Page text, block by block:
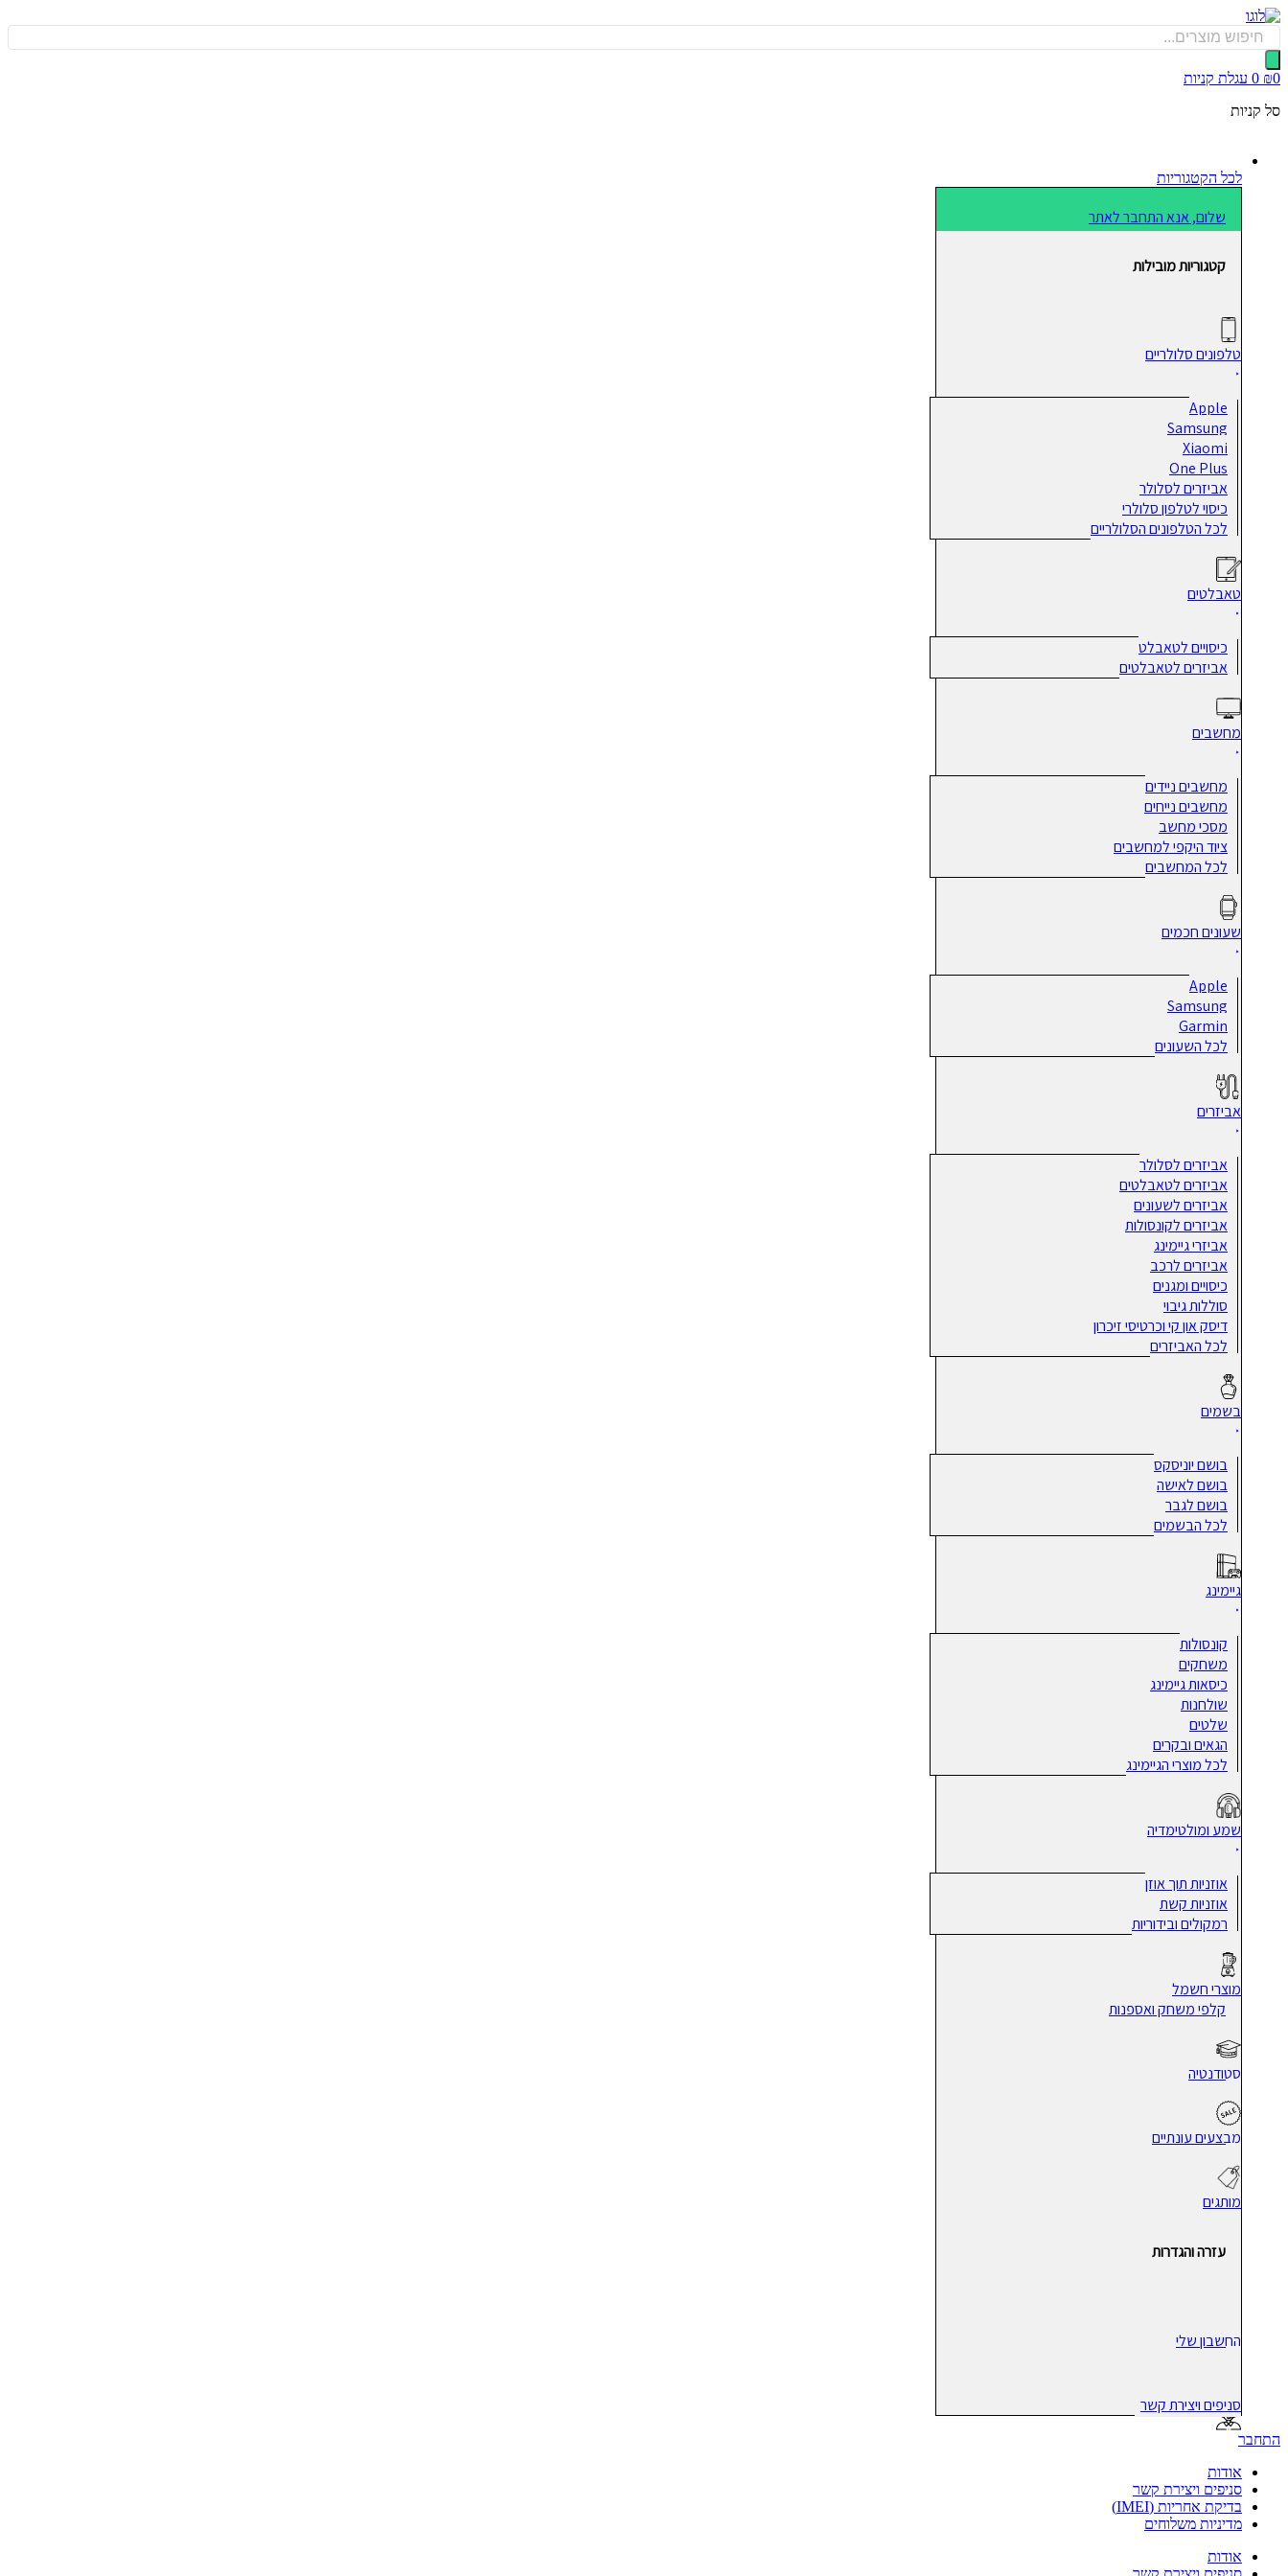
דלג
לתוכן
Products
search
₪0
0 עגלת קניות
סל קניות
לכל הקטגוריות
שלום, אנא התחבר לאתר
קטגוריות מובילות
טלפונים סלולריים
Apple
Samsung
Xiaomi
One Plus
אביזרים לסלולר
כיסוי לטלפון סלולרי
לכל הטלפונים הסלולריים
טאבלטים
כיסויים לטאבלט
אביזרים לטאבלטים
מחשבים
מחשבים ניידים
מחשבים נייחים
מסכי מחשב
ציוד היקפי למחשבים
לכל המחשבים
שעונים חכמים
Apple
Samsung
Garmin
לכל השעונים
אביזרים
אביזרים לסלולר
אביזרים לטאבלטים
אביזרים לשעונים
אביזרים לקונסולות
אביזרי גיימינג
אביזרים לרכב
כיסויים ומגנים
סוללות גיבוי
דיסק און קי וכרטיסי זיכרון
לכל האביזרים
בשמים
בושם יוניסקס
בושם לאישה
בושם לגבר
לכל הבשמים
גיימינג
קונסולות
משחקים
כיסאות גיימינג
שולחנות
שלטים
הגאים ובקרים
לכל מוצרי הגיימינג
שמע ומולטימדיה
אוזניות תוך אוזן
אוזניות קשת
רמקולים ובידוריות
מוצרי חשמל
קלפי משחק ואספנות
סטודנטיה
מבצעים עונתיים
מותגים
עזרה והגדרות
החשבון שלי
סניפים ויצירת קשר
התחבר
אודות
סניפים ויצירת קשר
בדיקת אחריות (IMEI)
מדיניות משלוחים
אודות